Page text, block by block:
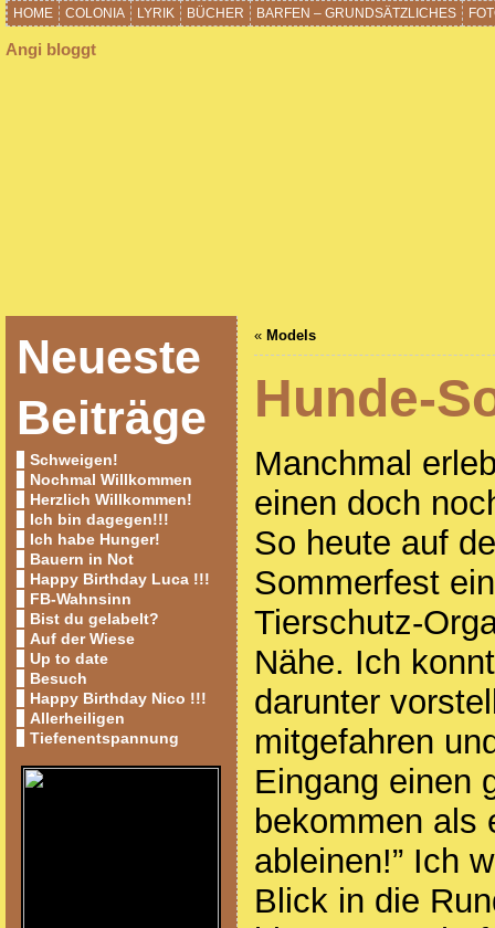
HOME COLONIA LYRIK BÜCHER BARFEN – GRUNDSÄTZLICHES
Angi bloggt
Neueste
Beiträge
Schweigen!
Nochmal Willkommen
Herzlich Willkommen!
Ich bin dagegen!!!
Ich habe Hunger!
Bauern in Not
Happy Birthday Luca !!!
FB-Wahnsinn
Bist du gelabelt?
Auf der Wiese
Up to date
Besuch
Happy Birthday Nico !!!
Allerheiligen
Tiefenentspannung
« Models
Hunde-
Manchmal
einen doch
So heute auf
Sommerfest
Tierschutz-
Nähe. Ich
darunter
mitgefahren
Eingang einen
bekommen als
ableinen!” Ich
Blick in die